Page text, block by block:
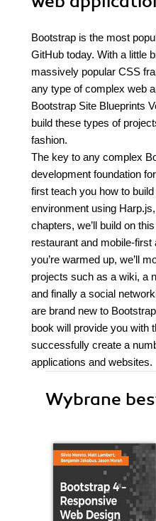
Bootstrap is the most
GitHub today. With a little
massively popular CSS
any type of complex web
Bootstrap Site Blueprints
build these types of
fashion.
The key to any complex
development foundation
first teach you how to
environment using
chapters, we’ll build on
restaurant and mobile-
you’re warmed up, we’ll
projects such as a wiki, a
and finally a social
are brand new to
book will provide you with
successfully create a
applications and websites.
Wybrane